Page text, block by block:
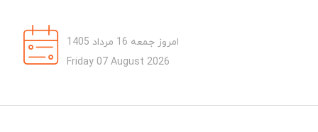
امروز جمعه 16 مرداد 1405
Friday 07 August 2026